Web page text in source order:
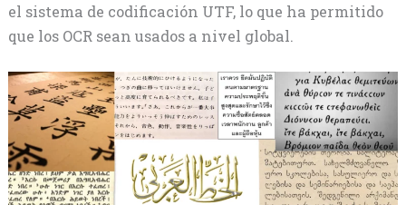
el sistema de codificación UTF, lo que ha permitido
que los OCR sean usados a nivel global.